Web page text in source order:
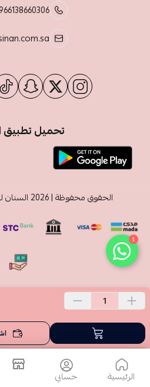
966138660306
تحميل تطبيق
الحقوق محفوظة | 2026 السنان
1
الرئيسية حسابي